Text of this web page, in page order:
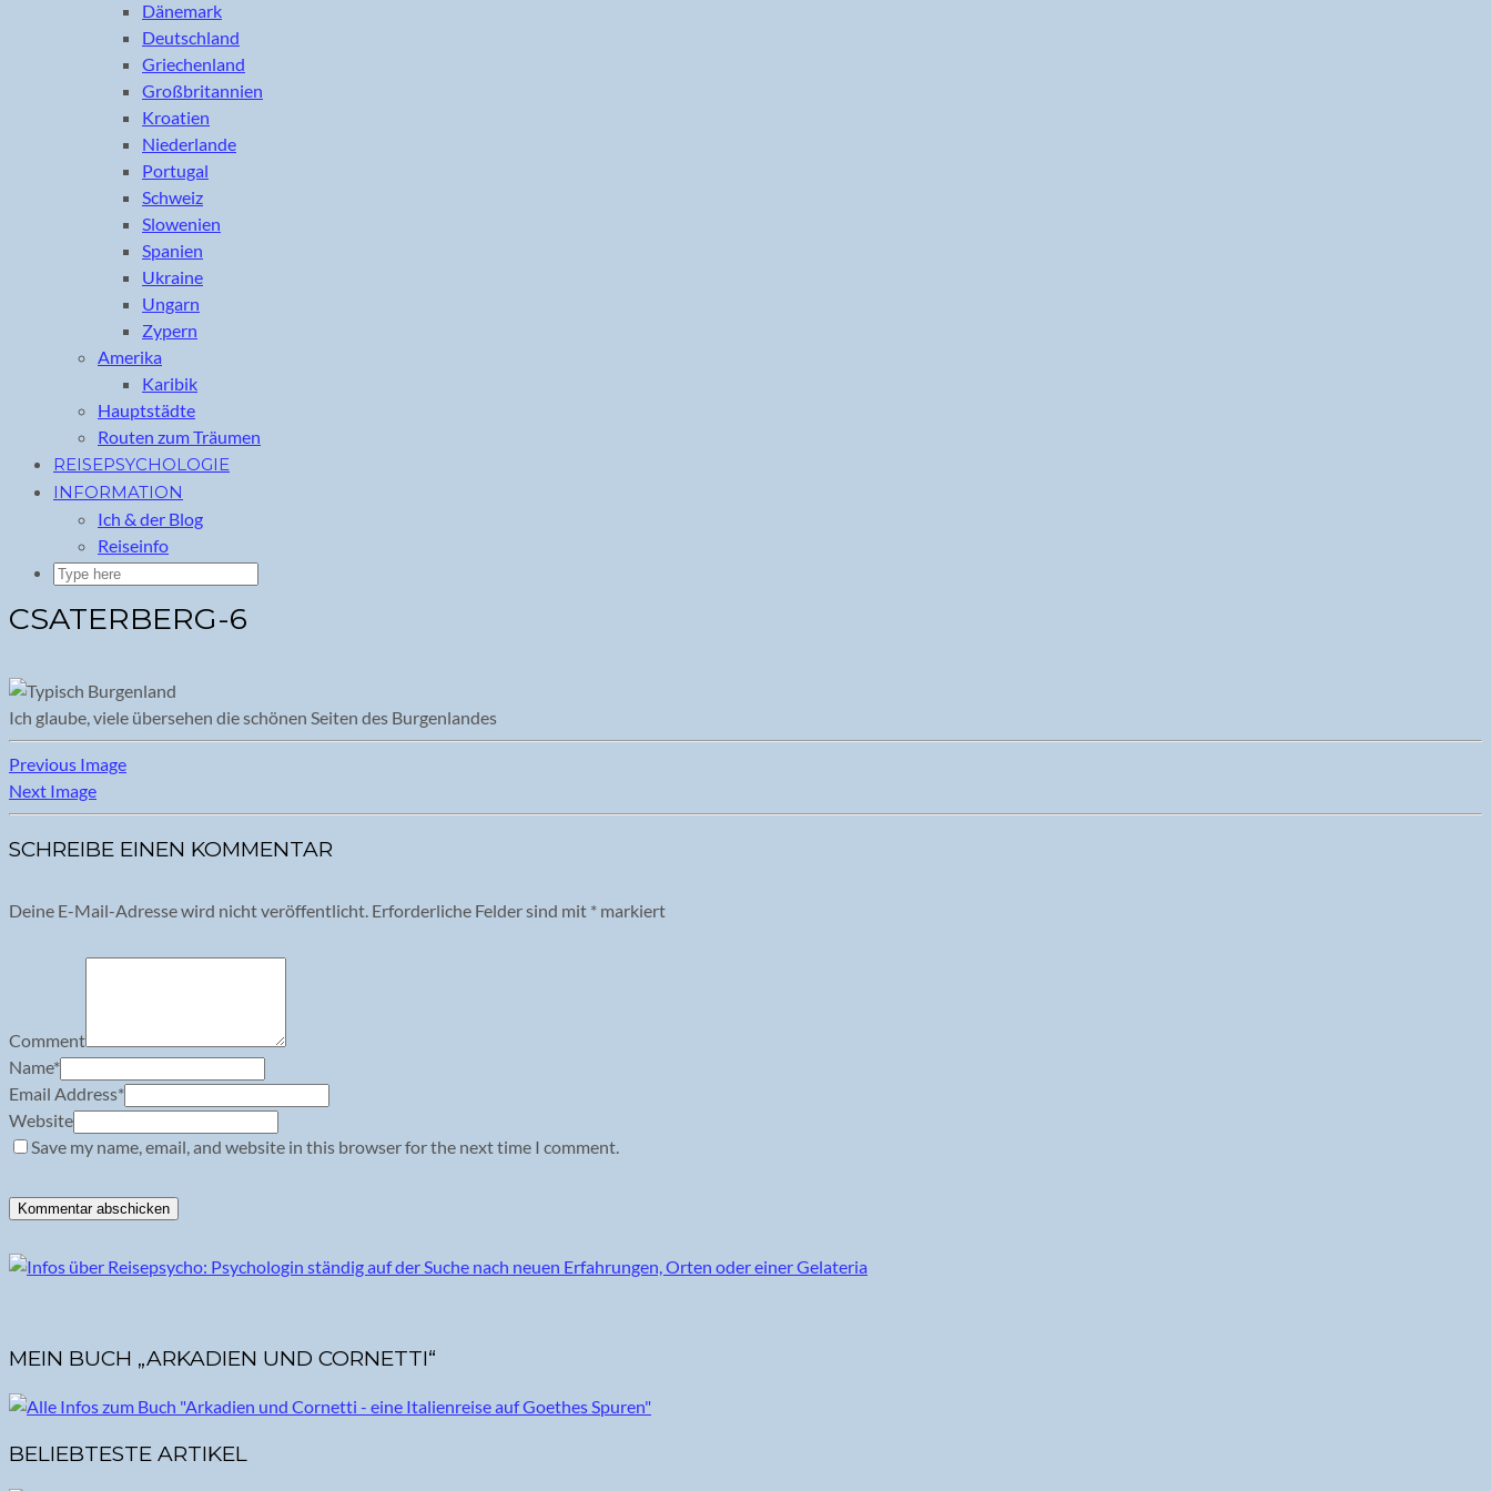
Dänemark
Deutschland
Griechenland
Großbritannien
Kroatien
Niederlande
Portugal
Schweiz
Slowenien
Spanien
Ukraine
Ungarn
Zypern
Amerika
Karibik
Hauptstädte
Routen zum Träumen
REISEPSYCHOLOGIE
INFORMATION
Ich & der Blog
Reiseinfo
CSATERBERG-6
Ich glaube, viele übersehen die schönen Seiten des Burgenlandes
Previous Image
Next Image
SCHREIBE EINEN KOMMENTAR
Deine E-Mail-Adresse wird nicht veröffentlicht. Erforderliche Felder sind mit * markiert
Comment
Name*
Email Address*
Website
Save my name, email, and website in this browser for the next time I comment.
MEIN BUCH „ARKADIEN UND CORNETTI“
BELIEBTESTE ARTIKEL